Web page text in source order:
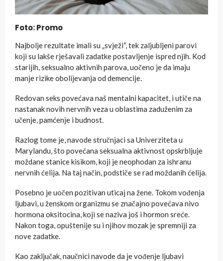
Foto: Promo
Najbolje rezultate imali su „svježi“, tek zaljubljeni parovi
koji su lakše rješavali zadatke postavljenje ispred njih. Kod
starijih, seksualno aktivnih parova, uočeno je da imaju
manje rizike obolijevanja od demencije.
Redovan seks povećava naš mentalni kapacitet, i utiče na
nastanak novih nervnih veza u oblastima zaduženim za
učenje, pamćenje i budnost.
Razlog tome je, navode stručnjaci sa Univerziteta u
Marylandu, što povećana seksualna aktivnost opskrbljuje
moždane stanice kisikom, koji je neophodan za ishranu
nervnih ćelija. Na taj način, podstiče se rad moždanih ćelija.
Posebno je uočen pozitivan uticaj na žene. Tokom vođenja
ljubavi, u ženskom organizmu se značajno povećava nivo
hormona oksitocina, koji se naziva još i hormon sreće.
Nakon toga, opuštenije su i njihov mozak je spremniji za
nove zadatke.
Kao zaključak, naučnici navode da je vođenje ljubavi